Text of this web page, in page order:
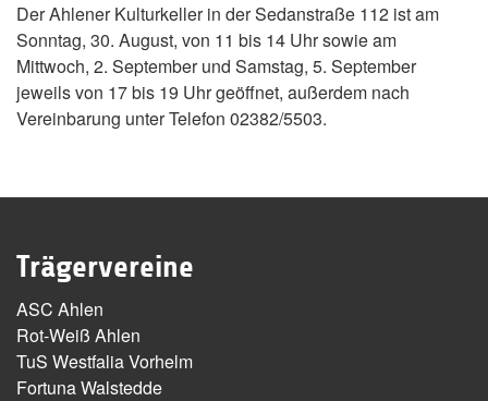
Der Ahlener Kulturkeller in der Sedanstraße 112 ist am
Sonntag, 30. August, von 11 bis 14 Uhr sowie am
Mittwoch, 2. September und Samstag, 5. September
jeweils von 17 bis 19 Uhr geöffnet, außerdem nach
Vereinbarung unter Telefon 02382/5503.
Trägervereine
ASC Ahlen
Rot-Weiß Ahlen
TuS Westfalia Vorhelm
Fortuna Walstedde